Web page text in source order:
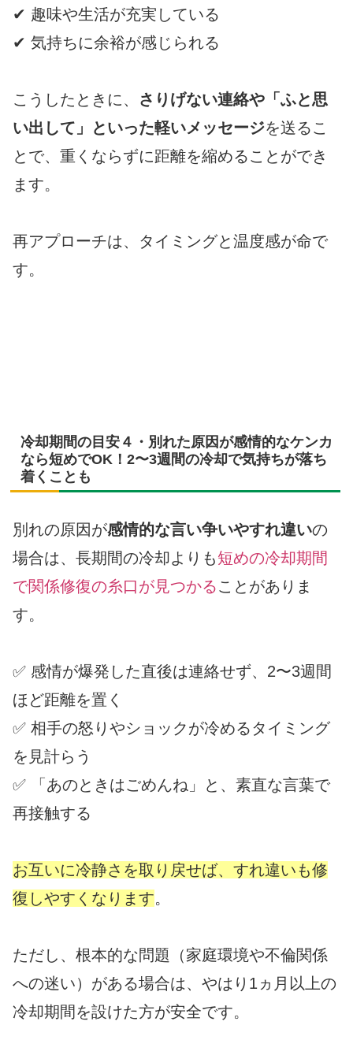
✔ 趣味や生活が充実している
✔ 気持ちに余裕が感じられる
こうしたときに、 さりげない連絡や「ふと思
い出して」といった軽いメッセージを送るこ
とで、重くならずに距離を縮めることができ
ます。
再アプローチは、タイミングと温度感が命で
す。
冷却期間の目安４・別れた原因が感情的なケンカ
なら短めでOK！2〜3週間の冷却で気持ちが落ち
着くことも
別れの原因が感情的な言い争いやすれ違いの
場合は、長期間の冷却よりも短めの冷却期間
で関係修復の糸口が見つかることがありま
す。
✅ 感情が爆発した直後は連絡せず、2〜3週間
ほど距離を置く
✅ 相手の怒りやショックが冷めるタイミング
を見計らう
✅ 「あのときはごめんね」と、素直な言葉で
再接触する
お互いに冷静さを取り戻せば、すれ違いも修
復しやすくなります。
ただし、根本的な問題（家庭環境や不倫関係
への迷い）がある場合は、やはり1ヵ月以上の
冷却期間を設けた方が安全です。